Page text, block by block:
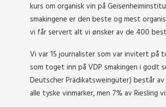
kurs om organisk vin på
smakingene er den beste og mest
vi får servert alt vi ønsker av de 400
Vi var 15 journalister som var invitert på
som toget inn på VDP smakingen i godt
Deutscher Prädikatsweingüter) består
alle tyske vinmarker, men 7% av